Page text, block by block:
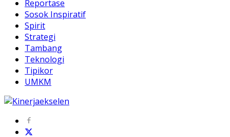
Reportase
Sosok Inspiratif
Spirit
Strategi
Tambang
Teknologi
Tipikor
UMKM